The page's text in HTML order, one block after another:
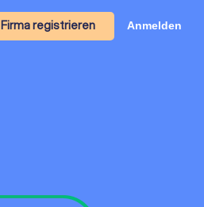
Firma registrieren Anmelden